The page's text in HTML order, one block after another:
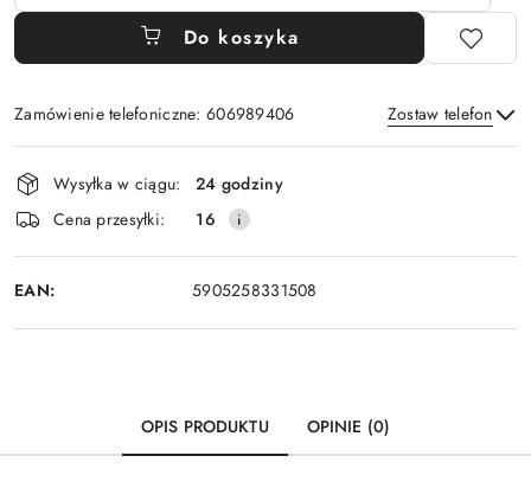
Do koszyka
Zamówienie telefoniczne: 606989406 Zostaw telefon
Wyślij
Dostępność
i
dostawa
Wysyłka w ciągu:
24 godziny
Cena przesyłki:
16
EAN: 5905258331508
OPIS PRODUKTU OPINIE (0)